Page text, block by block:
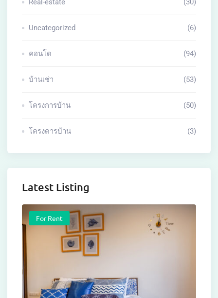
Real-estate (30)
Uncategorized (6)
คอนโด (94)
บ้านเช่า (53)
โครงการบ้าน (50)
โครงดารบ้าน (3)
Latest Listing
For Rent